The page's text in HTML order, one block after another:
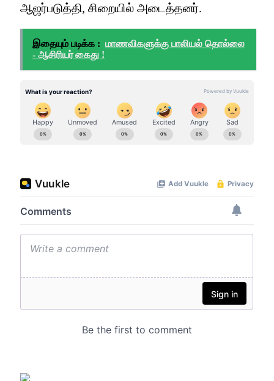
ஆஜர்படுத்தி, சிறையில் அடைத்தனர்.
இதையும் படிக்க : மாணவிகளுக்கு பாலியல் தொல்லை
- ஆசிரியர் கைது !